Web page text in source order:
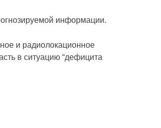
информации.
и радиолокационное
в ситуацию “дефицита